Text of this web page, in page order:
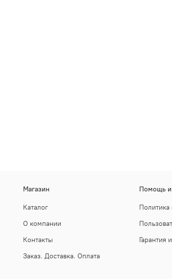
Магазин
Каталог
О компании
Контакты
Заказ. Доставка. Оплата
Помощь
Политика
Гарантия